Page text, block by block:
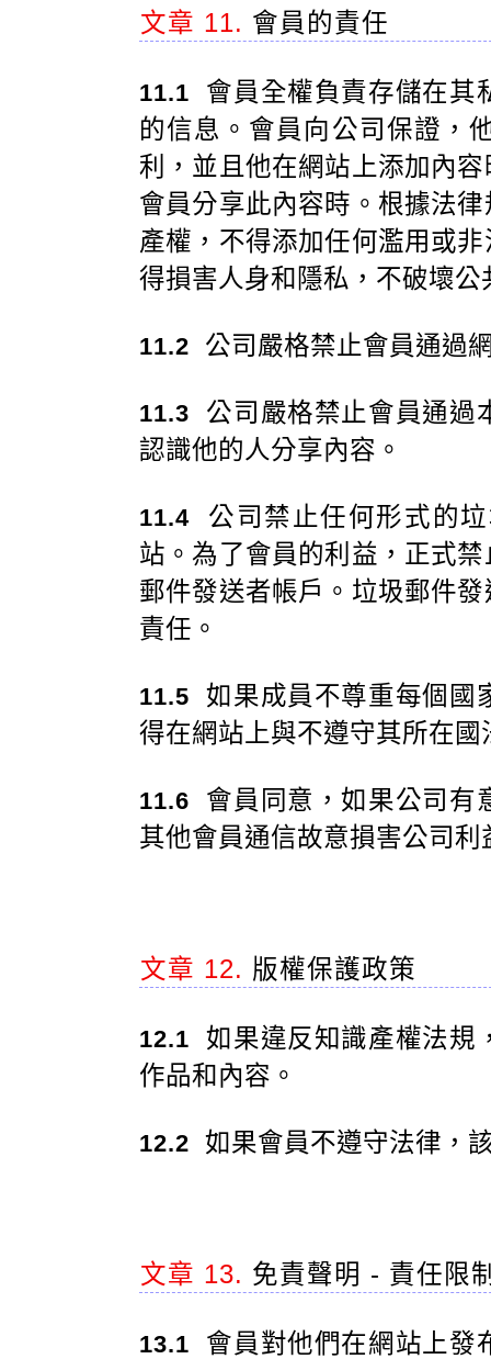
文章 11. 會員的責任
11.1 會員全權負責存儲在其
的信息。會員向公司保證，
利，並且他在網站上添加內
會員分享此內容時。根據法
產權，不得添加任何濫用或
得損害人身和隱私，不破壞公
11.2 公司嚴格禁止會員通過
11.3 公司嚴格禁止會員通過
認識他的人分享內容。
11.4 公司禁止任何形式的
站。為了會員的利益，正式
郵件發送者帳戶。垃圾郵件
責任。
11.5 如果成員不尊重每個國
得在網站上與不遵守其所在國
11.6 會員同意，如果公司有
其他會員通信故意損害公司
文章 12. 版權保護政策
12.1 如果違反知識產權法規
作品和內容。
12.2 如果會員不遵守法律，
文章 13. 免責聲明 - 責任限
13.1 會員對他們在網站上發